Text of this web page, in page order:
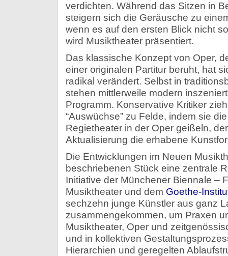
verdichten. Während das Sitzen in
steigern sich die Geräusche zu
wenn es auf den ersten Blick nicht
wird Musiktheater präsentiert.
Das klassische Konzept von Oper,
einer originalen Partitur beruht, hat
radikal verändert. Selbst in
stehen mittlerweile modern
Programm. Konservative Kritiker
“Auswüchse” zu Felde, indem sie
Regietheater in der Oper geißeln,
Aktualisierung die erhabene
Die Entwicklungen im Neuen
beschriebenen Stück eine zentrale
Initiative der Münchener Biennale –
Musiktheater und dem Goethe-
sechzehn junge Künstler aus ganz
zusammengekommen, um Praxen
Musiktheater, Oper und
und in kollektiven
Hierarchien und geregelten